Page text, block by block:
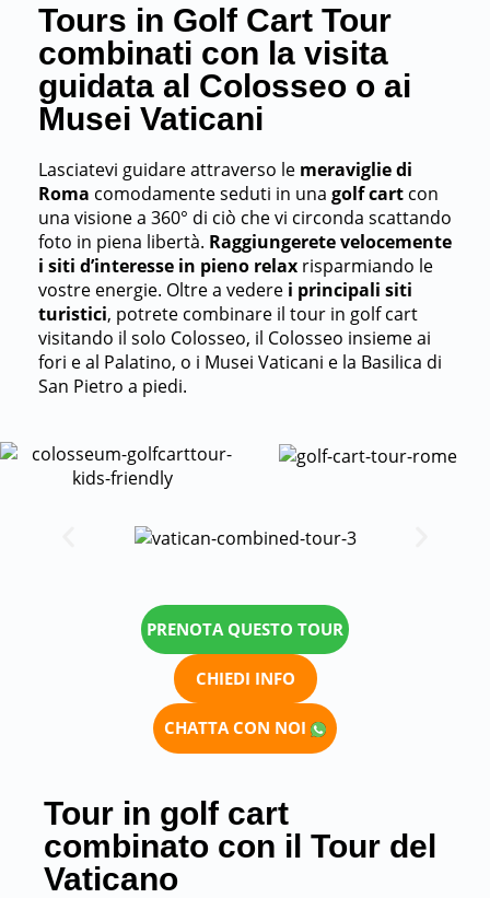
Tours in Golf Cart Tour
combinati con la visita
guidata al Colosseo o ai
Musei Vaticani
Lasciatevi guidare attraverso le meraviglie di
Roma comodamente seduti in una golf cart con
una visione a 360° di ciò che vi circonda scattando
foto in piena libertà. Raggiungerete velocemente
i siti d’interesse in pieno relax risparmiando le
vostre energie. Oltre a vedere i principali siti
turistici, potrete combinare il tour in golf cart
visitando il solo Colosseo, il Colosseo insieme ai
fori e al Palatino, o i Musei Vaticani e la Basilica di
San Pietro a piedi.
PRENOTA QUESTO TOUR
CHIEDI INFO
CHATTA CON NOI
Tour in golf cart
combinato con il Tour del
Vaticano